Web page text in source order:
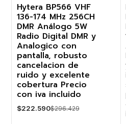
-25%
Hytera BP566 VHF
136-174 MHz 256CH
DMR Análogo 5W
Radio Digital DMR y
Analogico con
pantalla, robusto
cancelacion de
ruido y excelente
cobertura Precio
con iva incluido
$222.590$296.429